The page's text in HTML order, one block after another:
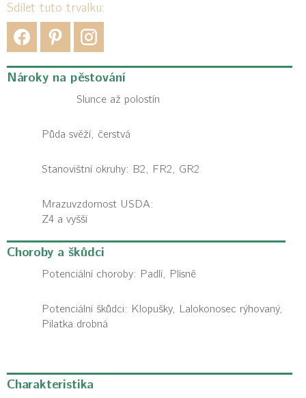
Sdílet tuto trvalku:
Nároky na pěstování
Slunce až polostín
Půda svěží, čerstvá
Stanovištní okruhy: B2, FR2, GR2
Mrazuvzdornost USDA:
Z4 a vyšší
Choroby a škůdci
Potenciální choroby: Padlí, Plísně
Potenciální škůdci: Klopušky, Lalokonosec rýhovaný,
Pilatka drobná
Charakteristika